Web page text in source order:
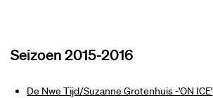
Seizoen 2015-2016
De Nwe Tijd/Suzanne Grotenhuis -'ON ICE'